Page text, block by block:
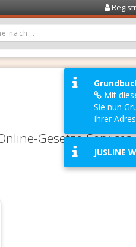
GEWÄHLTER WERT IST
Gesetze-
Mit
Sie nun
Ihrer
JUSLINE